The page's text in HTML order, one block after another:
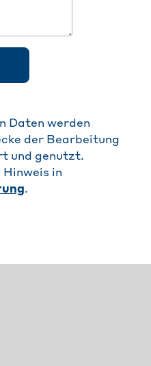
Daten werden
der Bearbeitung
und genutzt.
in
.